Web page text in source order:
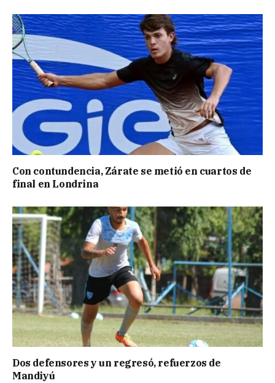
Con contundencia, Zárate se metió en cuartos de
final en Londrina
Dos defensores y un regresó, refuerzos de
Mandiyú